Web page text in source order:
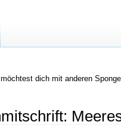
dich mit anderen